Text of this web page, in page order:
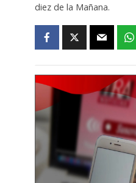
diez de la Mañana.